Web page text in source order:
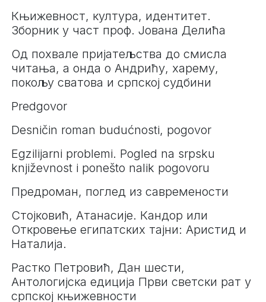
Књижевност, култура, идентитет.
Зборник у част проф. Јована Делића
Од похвале пријатељства до смисла
читања, а онда о Андрићу, харему,
покољу сватова и српској судбини
Predgovor
Desničin roman budućnosti, pogovor
Egzilijarni problemi. Pogled na srpsku
književnost i ponešto nalik pogovoru
Предроман, поглед из савремености
Стојковић, Атанасије. Кандор или
Откровење египатских тајни: Аристид и
Наталија.
Растко Петровић, Дан шести,
Антологијска едиција Први светски рат у
српској књижевности